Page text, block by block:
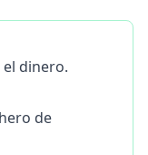
dinero.
de